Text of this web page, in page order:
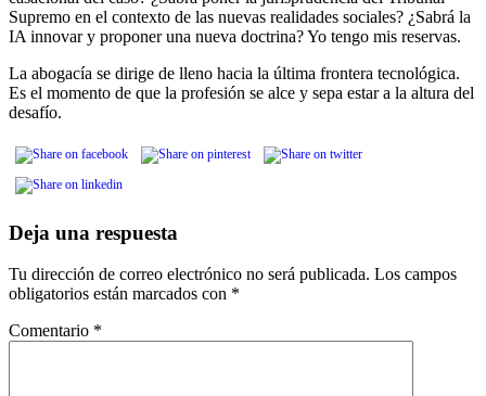
Supremo en el contexto de las nuevas realidades sociales? ¿Sabrá la
IA innovar y proponer una nueva doctrina? Yo tengo mis reservas.
La abogacía se dirige de lleno hacia la última frontera tecnológica.
Es el momento de que la profesión se alce y sepa estar a la altura del
desafío.
Deja una respuesta
Tu dirección de correo electrónico no será publicada. Los campos
obligatorios están marcados con *
Comentario *